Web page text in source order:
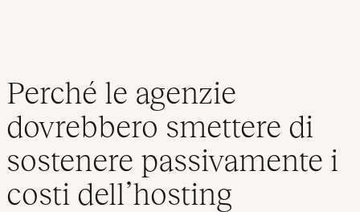
Perché le agenzie
dovrebbero smettere di
sostenere passivamente i
costi dell’hosting